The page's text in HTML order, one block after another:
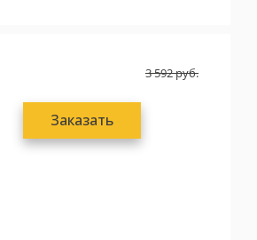
3 592руб.
Заказать